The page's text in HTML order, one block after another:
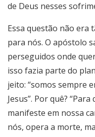
de Deus nesses
Essa questão não era
para nós. O apóstolo
perseguidos onde
isso fazia parte do
jeito: “somos sempre
Jesus”. Por quê?
manifeste em nossa
nós, opera a morte,